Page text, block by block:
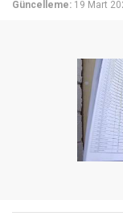
Güncelleme: 19 Mart